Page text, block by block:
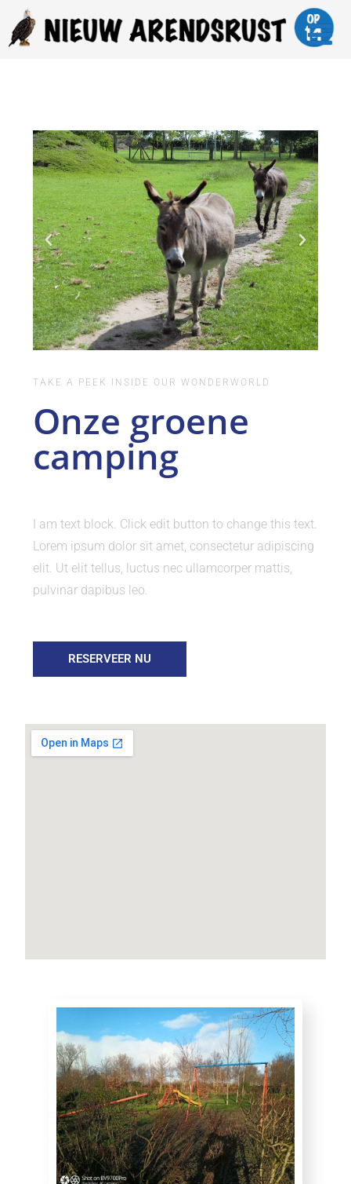
TAKE A PEEK INSIDE OUR WONDERWORLD
Onze groene
camping
I am text block. Click edit button to change this text.
Lorem ipsum dolor sit amet, consectetur adipiscing
elit. Ut elit tellus, luctus nec ullamcorper mattis,
pulvinar dapibus leo.
RESERVEER NU